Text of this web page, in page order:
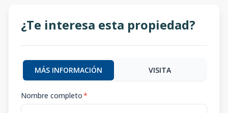
¿Te interesa esta propiedad?
MÁS INFORMACIÓN VISITA
Nombre completo*